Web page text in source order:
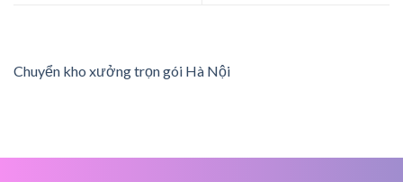
Chuyển kho xưởng trọn gói Hà Nội